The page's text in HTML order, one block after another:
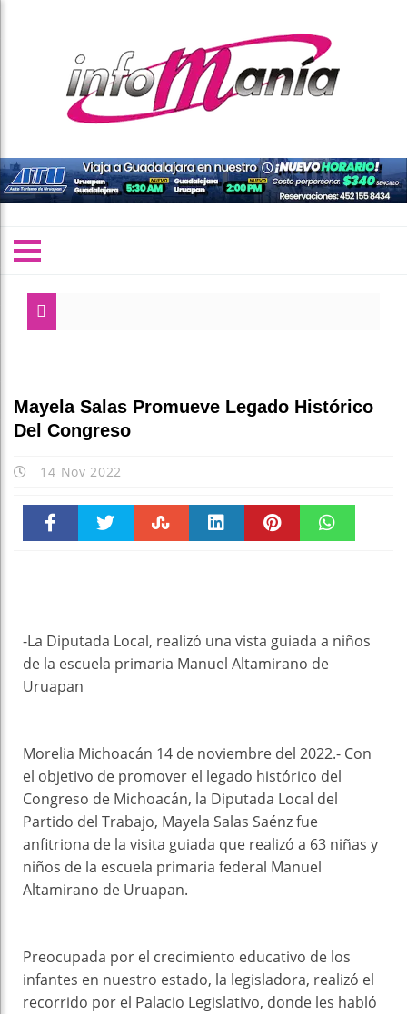
Mayela Salas Promueve Legado Histórico
Del Congreso
14 Nov 2022
-La Diputada Local, realizó una vista guiada a niños
de la escuela primaria Manuel Altamirano de
Uruapan
Morelia Michoacán 14 de noviembre del 2022.- Con
el objetivo de promover el legado histórico del
Congreso de Michoacán, la Diputada Local del
Partido del Trabajo, Mayela Salas Saénz fue
anfitriona de la visita guiada que realizó a 63 niñas y
niños de la escuela primaria federal Manuel
Altamirano de Uruapan.
Preocupada por el crecimiento educativo de los
infantes en nuestro estado, la legisladora, realizó el
recorrido por el Palacio Legislativo, donde les habló